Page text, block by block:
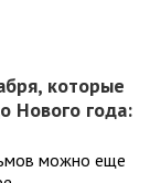
которые
Нового года:
можно еще